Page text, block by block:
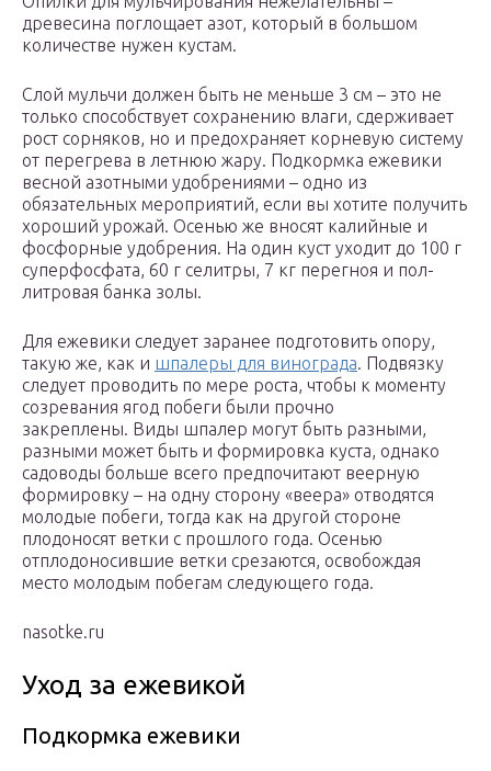
древесина поглощает азот, который в большом
количестве нужен кустам.
Слой мульчи должен быть не меньше 3 см – это не
только способствует сохранению влаги, сдерживает
рост сорняков, но и предохраняет корневую систему
от перегрева в летнюю жару. Подкормка ежевики
весной азотными удобрениями – одно из
обязательных мероприятий, если вы хотите получить
хороший урожай. Осенью же вносят калийные и
фосфорные удобрения. На один куст уходит до 100 г
суперфосфата, 60 г селитры, 7 кг перегноя и пол-
литровая банка золы.
Для ежевики следует заранее подготовить опору,
такую же, как и шпалеры для винограда. Подвязку
следует проводить по мере роста, чтобы к моменту
созревания ягод побеги были прочно
закреплены. Виды шпалер могут быть разными,
разными может быть и формировка куста, однако
садоводы больше всего предпочитают веерную
формировку – на одну сторону «веера» отводятся
молодые побеги, тогда как на другой стороне
плодоносят ветки с прошлого года. Осенью
отплодоносившие ветки срезаются, освобождая
место молодым побегам следующего года.
nasotke.ru
Уход за ежевикой
Подкормка ежевики